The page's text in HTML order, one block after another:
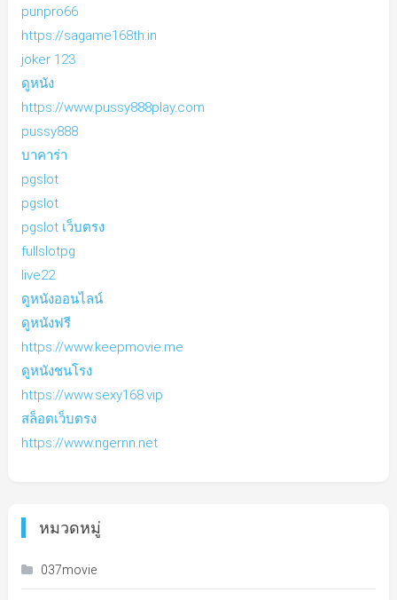
punpro66
https://sagame168th.in
joker 123
ดูหนัง
https://www.pussy888play.com
pussy888
บาคาร่า
pgslot
pgslot
pgslot เว็บตรง
fullslotpg
live22
ดูหนังออนไลน์
ดูหนังฟรี
https://www.keepmovie.me
ดูหนังชนโรง
https://www.sexy168.vip
สล็อตเว็บตรง
https://www.ngernn.net
หมวดหมู่
037movie